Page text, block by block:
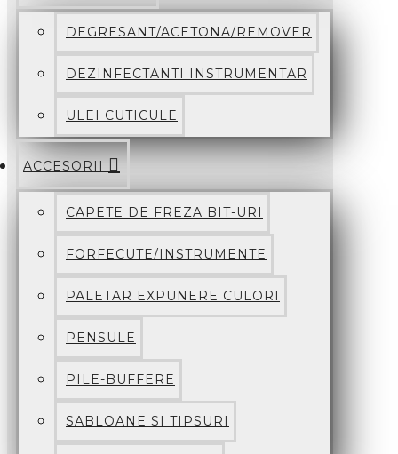
DEGRESANT/ACETONA/REMOVER
DEZINFECTANTI INSTRUMENTAR
ULEI CUTICULE
ACCESORII
CAPETE DE FREZA BIT-URI
FORFECUTE/INSTRUMENTE
PALETAR EXPUNERE CULORI
PENSULE
PILE-BUFFERE
SABLOANE SI TIPSURI